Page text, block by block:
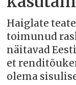
Haiglate
toimunud
näitavad
et
olema